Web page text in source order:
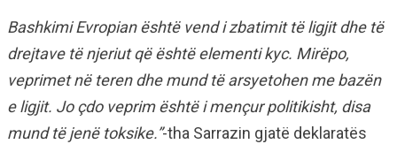
Bashkimi Evropian është vend i zbatimit të ligjit dhe të
drejtave të njeriut që është elementi kyc. Mirëpo,
veprimet në teren dhe mund të arsyetohen me bazën
e ligjit. Jo çdo veprim është i mençur politikisht, disa
mund të jenë toksike.”-tha Sarrazin gjatë deklaratës